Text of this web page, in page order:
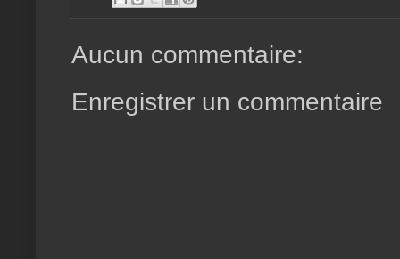
Aucun commentaire:
Enregistrer un commentaire